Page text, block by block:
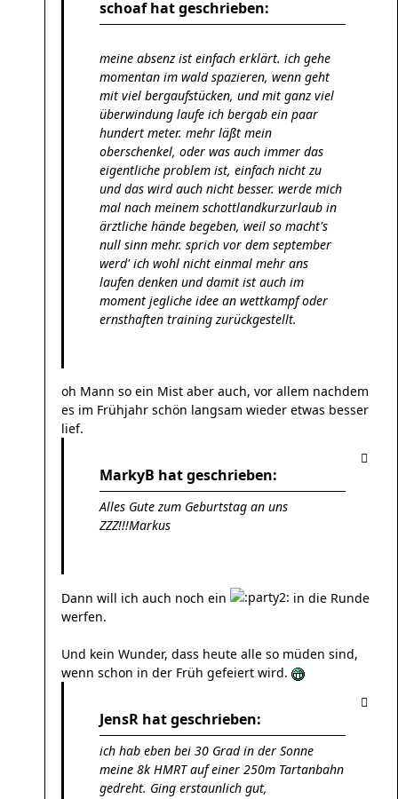
schoaf hat geschrieben:
meine absenz ist einfach erklärt. ich gehe
momentan im wald spazieren, wenn geht
mit viel bergaufstücken, und mit ganz viel
überwindung laufe ich bergab ein paar
hundert meter. mehr läßt mein
oberschenkel, oder was auch immer das
eigentliche problem ist, einfach nicht zu
und das wird auch nicht besser. werde mich
mal nach meinem schottlandkurzurlaub in
ärztliche hände begeben, weil so macht's
null sinn mehr. sprich vor dem september
werd' ich wohl nicht einmal mehr ans
laufen denken und damit ist auch im
moment jegliche idee an wettkampf oder
ernsthaften training zurückgestellt.
oh Mann so ein Mist aber auch, vor allem nachdem
es im Frühjahr schön langsam wieder etwas besser
lief.
MarkyB hat geschrieben:
Alles Gute zum Geburtstag an uns
ZZZ!!!Markus
Dann will ich auch noch ein
in die Runde
werfen.
Und kein Wunder, dass heute alle so müden sind,
wenn schon in der Früh gefeiert wird.
JensR hat geschrieben:
ich hab eben bei 30 Grad in der Sonne
meine 8k HMRT auf einer 250m Tartanbahn
gedreht. Ging erstaunlich gut,